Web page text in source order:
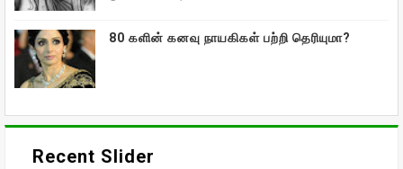
80 களின் கனவு நாயகிகள் பற்றி தெரியுமா?
Recent Slider